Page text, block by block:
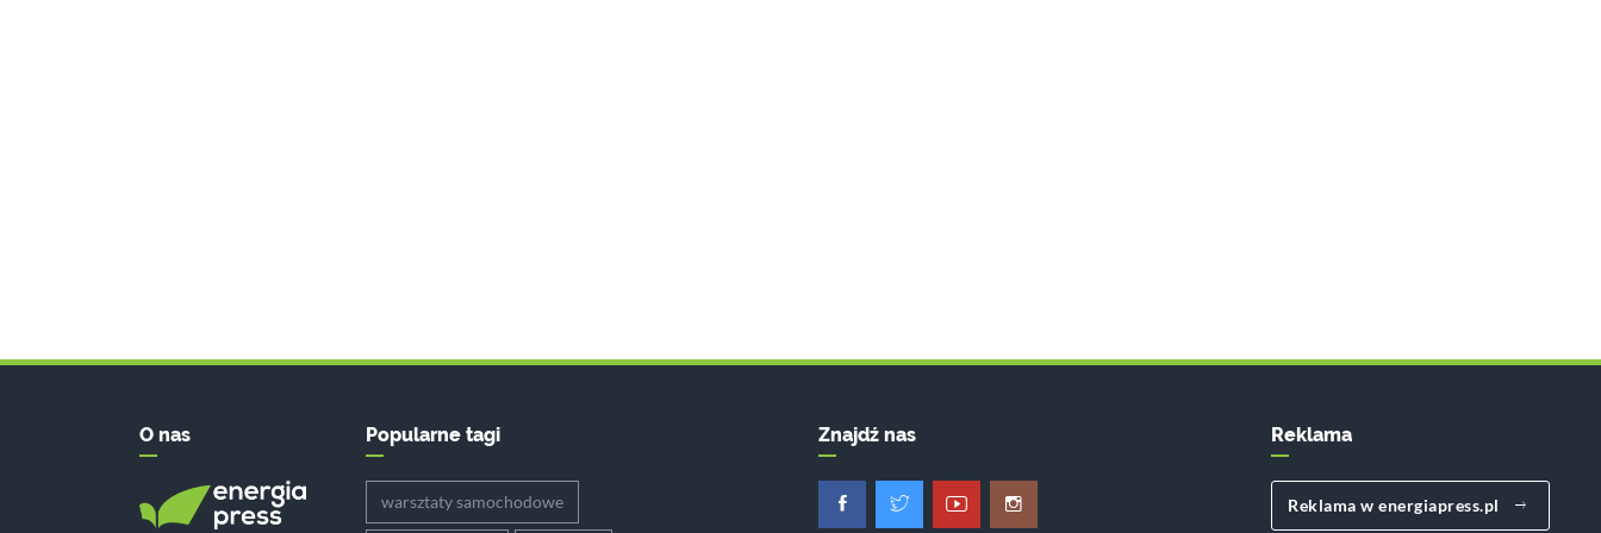
O nas Popularne tagi
warsztaty samochodowe
Znajdź nas Reklama
Reklama w energiapress.pl